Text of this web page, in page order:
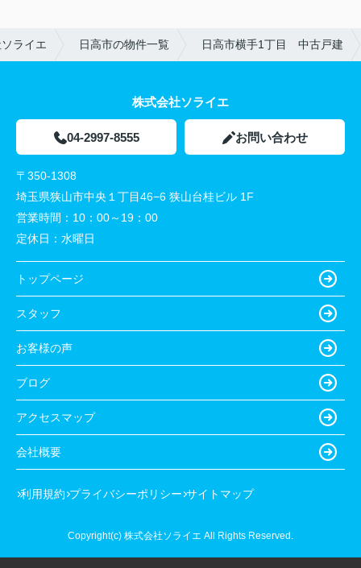
ライエ 日高市の物件一覧 日高市横手1丁目 中古戸建
株式会社ソライエ
04-2997-8555 お問い合わせ
〒350-1308
埼玉県狭山市中央１丁目46−6 狭山台桂ビル 1F
営業時間： 10：00～19：00
定休日： 水曜日
トップページ
スタッフ
お客様の声
ブログ
アクセスマップ
会社概要
利用規約 プライバシーポリシー サイトマップ
Copyright(c) 株式会社ソライエ All Rights Reserved.